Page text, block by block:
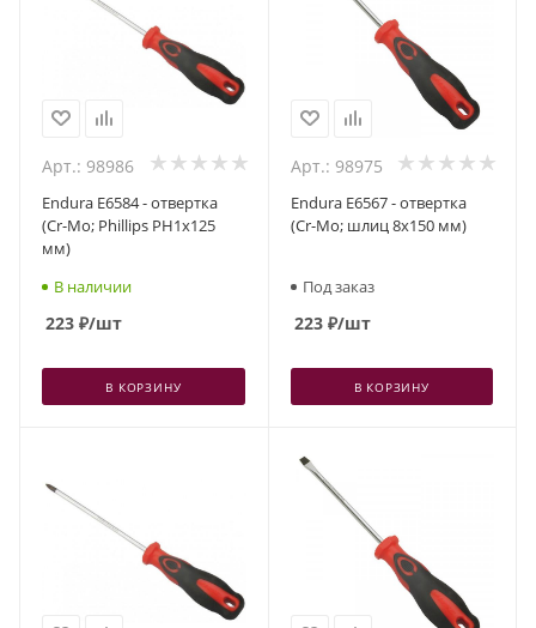
Арт.: 98986
Endura E6584 - отвертка
(Cr-Mo; Phillips PH1x125
мм)
В наличии
223 ₽/шт
В КОРЗИНУ
Арт.: 98975
Endura E6567 - отвертка
(Cr-Mo; шлиц 8x150 мм)
Под заказ
223₽/шт
В КОРЗИНУ